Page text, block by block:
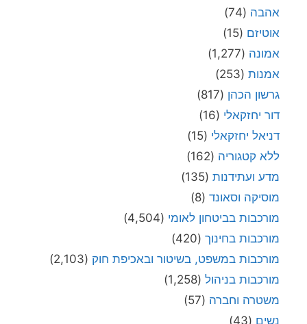
אהבה (74)
אוטיזם (15)
אמונה (1,277)
אמנות (253)
גרשון הכהן (817)
דור יחזקאלי (16)
דניאל יחזקאלי (15)
ללא קטגוריה (162)
מדע ועתידנות (135)
מוסיקה וסאונד (8)
מורכבות בביטחון לאומי (4,504)
מורכבות בחינוך (420)
מורכבות במשפט, בשיטור ובאכיפת חוק (2,103)
מורכבות בניהול (1,258)
משטרה וחברה (57)
נשים (43)